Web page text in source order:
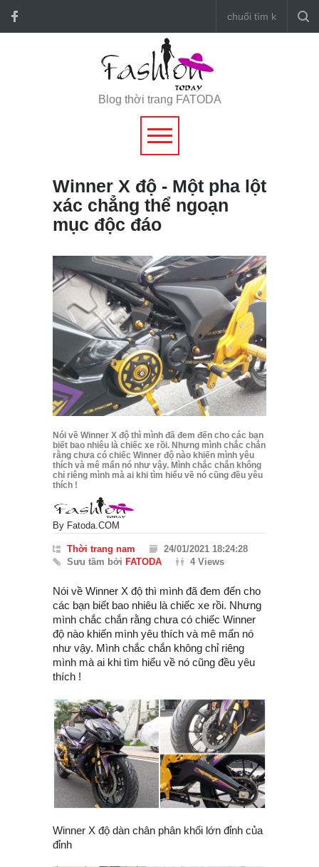
Blog thời trang FATODA
Winner X độ - Một pha lột
xác chẳng thể ngoạn
mục độc đáo
Nói về Winner X độ thì mình đã đem đến cho các bạn
biết bao nhiêu là chiếc xe rồi. Nhưng mình chắc chắn
rằng chưa có chiếc Winner độ nào khiến mình yêu
thích và mê mẩn nó như vậy. Mình chắc chắn không
chỉ riêng mình mà ai khi tìm hiểu về nó cũng đều yêu
thích !
By Fatoda.COM
Thời trang nam
24/01/2021 18:24:28
Sưu tầm bởi FATODA 4 Views
Nói về Winner X độ thì mình đã đem đến cho
các bạn biết bao nhiêu là chiếc xe rồi. Nhưng
mình chắc chắn rằng chưa có chiếc Winner
độ nào khiến mình yêu thích và mê mẩn nó
như vậy. Mình chắc chắn không chỉ riêng
mình mà ai khi tìm hiểu về nó cũng đều yêu
thích !
Winner X độ dàn chân phân khối lớn đỉnh của
đỉnh